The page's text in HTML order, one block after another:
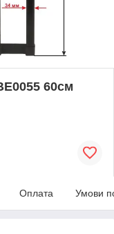
60см
Оплата Умови